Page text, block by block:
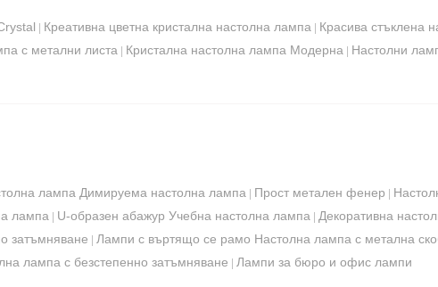
| Креативна цветна кристална настолна лампа | Красива стъклена
с метални листа | Кристална настолна лампа Модерна | Настолни
лампа Димируема настолна лампа | Прост метален фенер |
лампа | U-образен абажур Учебна настолна лампа | Декоративна
затъмняване | Лампи с въртящо се рамо Настолна лампа с метална
лампа с безстепенно затъмняване | Лампи за бюро и офис лампи